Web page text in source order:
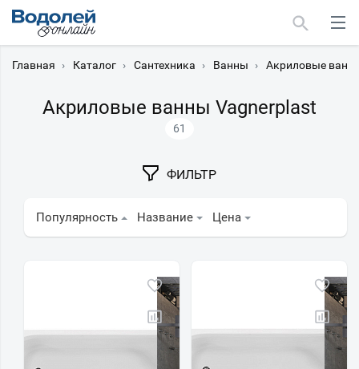
Главная › Каталог › Сантехника › Ванны › Акриловые
Акриловые ванны Vagnerplast
61
ФИЛЬТР
Популярность Название Цена